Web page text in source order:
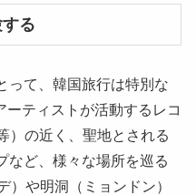
る
って、韓国旅行は特別な
ティストが活動するレコ
）の近く、聖地とされる
など、様々な場所を巡る
）や明洞（ミョンドン）